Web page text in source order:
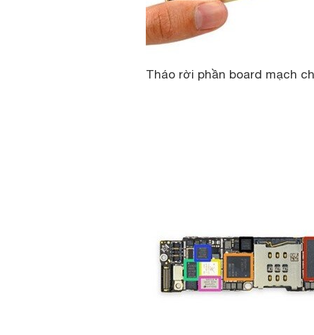
Tháo rời phần board mạch